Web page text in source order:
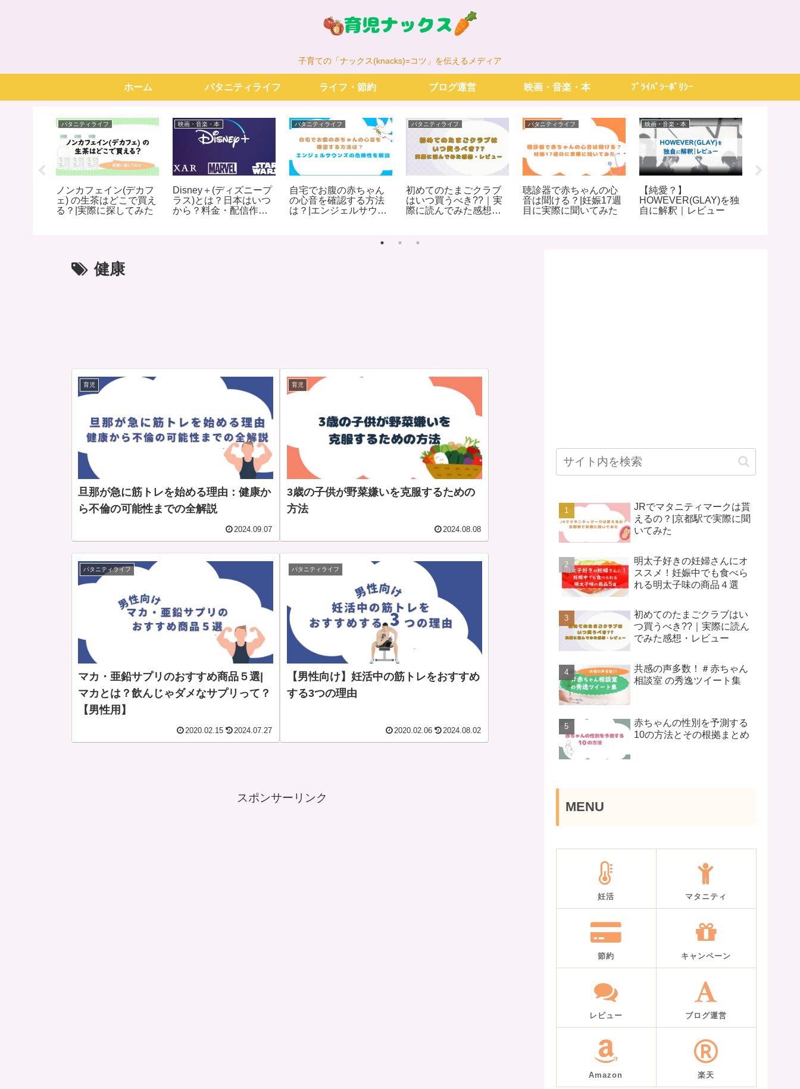
子育ての「ナックス(knacks)=コツ」を伝えるメディア
ホーム パタニティライフ ライフ・節約 ブログ運営 映画・音楽・本 ﾌﾟﾗｲﾊﾞｼｰﾎﾟﾘｼｰ
パタニティライフ
ノンカフェイン(デカフ
ェ) の生茶はどこで買え
る？|実際に探してみた
映画・音楽・本
Disney＋(ディズニープ
ラス)とは？日本はいつ
から？料金・配信作品
パタニティライフ
自宅でお腹の赤ちゃん
の心音を確認する方法
は？|エンジェルサウン
パタニティライフ
初めてのたまごクラブ
はいつ買うべき??｜実
際に読んでみた感想・
パタニティライフ
聴診器で赤ちゃんの心
音は聞ける？|妊娠17週
目に実際に聞いてみた
映画・音楽・本
【純愛？】
HOWEVER(GLAY)を独
自に解釈｜レビュー
健康
育児
旦那が急に筋トレを始める理由：健康か
ら不倫の可能性までの全解説
2024.09.07
育児
3歳の子供が野菜嫌いを克服するための
方法
2024.08.08
パタニティライフ
マカ・亜鉛サプリのおすすめ商品５選|
マカとは？飲んじゃダメなサプリって？
【男性用】
2020.02.15 2024.07.27
パタニティライフ
【男性向け】妊活中の筋トレをおすすめ
する3つの理由
2020.02.06 2024.08.02
スポンサーリンク
JRでマタニティマークは貰
えるの？|京都駅で実際に聞
いてみた
明太子好きの妊婦さんにオ
ススメ！妊娠中でも食べら
れる明太子味の商品４選
初めてのたまごクラブはい
つ買うべき??｜実際に読ん
でみた感想・レビュー
共感の声多数！＃赤ちゃん
相談室 の秀逸ツイート集
赤ちゃんの性別を予測する
10の方法とその根拠まとめ
MENU
妊活 マタニティ
節約 キャンペーン
レビュー ブログ運営
Amazon 楽天